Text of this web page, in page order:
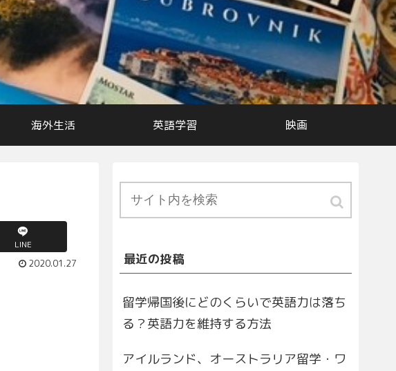
海外生活 英語学習 映画
LINE
2020.01.27 最近の投稿
留学帰国後にどのくらいで英語力は落ち
る？英語力を維持する方法
アイルランド、オーストラリア留学・ワ